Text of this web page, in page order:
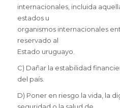
internacionales, incluida
estados u
organismos internacionales
reservado al
Estado uruguayo.
C) Dañar la estabilidad
del país.
D) Poner en riesgo la vida, la
seguridad o la salud de